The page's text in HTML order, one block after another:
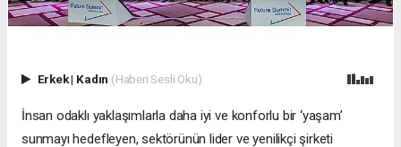
Erkek| Kadın (Haberi Sesli Oku)
İnsan odaklı yaklaşımlarla daha iyi ve konforlu bir ‘yaşam’
sunmayı hedefleyen, sektörünün lider ve yenilikçi şirketi